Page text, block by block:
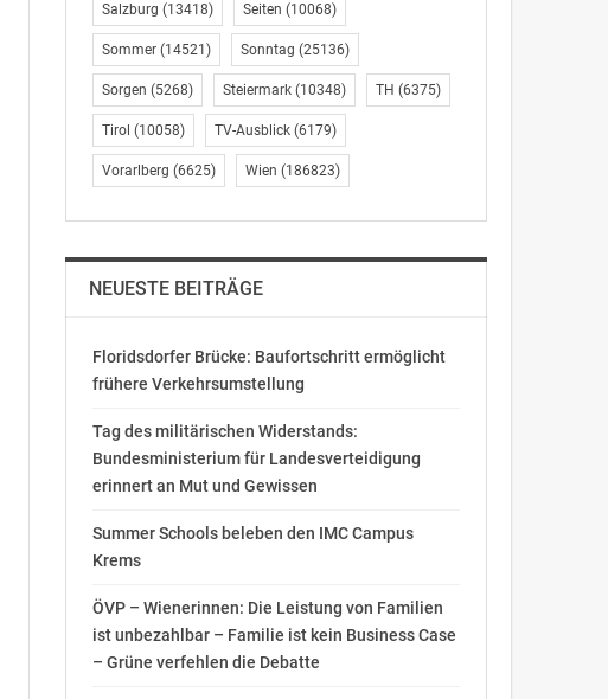
Salzburg (13418) Seiten (10068)
Sommer(14521) Sonntag (25136)
Sorgen (5268) Steiermark(10348) TH (6375)
Tirol (10058) TV-Ausblick(6179)
Vorarlberg (6625) Wien (186823)
NEUESTE BEITRÄGE
Floridsdorfer Brücke: Baufortschritt ermöglicht
frühere Verkehrsumstellung
Tag des militärischen Widerstands:
Bundesministerium für Landesverteidigung
erinnert an Mut und Gewissen
Summer Schools beleben den IMC Campus
Krems
ÖVP – Wienerinnen: Die Leistung von Familien
ist unbezahlbar – Familie ist kein Business Case
– Grüne verfehlen die Debatte